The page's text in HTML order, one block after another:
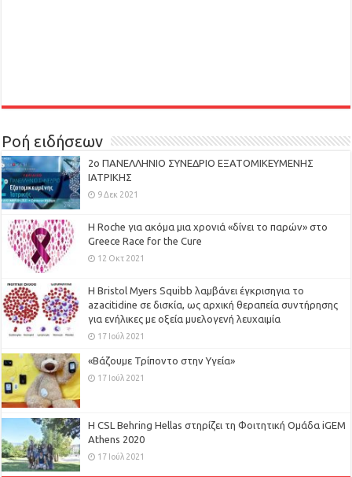
Ροή ειδήσεων
2ο ΠΑΝΕΛΛΗΝΙΟ ΣΥΝΕΔΡΙΟ ΕΞΑΤΟΜΙΚΕΥΜΕΝΗΣ
ΙΑΤΡΙΚΗΣ
9 Δεκ 2021
H Roche για ακόμα μια χρονιά «δίνει το παρών» στο
Greece Race for the Cure
12 Οκτ 2021
Η Bristol Myers Squibb λαμβάνει έγκρισηγια το
azacitidine σε δισκία, ως αρχική θεραπεία συντήρησης
για ενήλικες με οξεία μυελογενή λευχαιμία
17 Ιούλ 2021
«Βάζουμε Τρίποντο στην Υγεία»
17 Ιούλ 2021
H CSL Behring Hellas στηρίζει τη Φοιτητική Ομάδα iGEM
Athens 2020
17 Ιούλ 2021